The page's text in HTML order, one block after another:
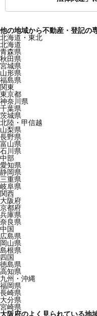
他の地域から不動産・登記の
北海道・東北
北海道
青森県
秋田県
宮城県
山形県
福島県
関東
東京都
神奈川県
千葉県
茨城県
北陸・甲信越
山梨県
長野県
富山県
石川県
中部
愛知県
静岡県
三重県
岐阜県
関西
大阪府
京都府
兵庫県
奈良県
中国
広島県
岡山県
島根県
四国
徳島県
高知県
九州・沖縄
福岡県
長崎県
大分県
宮崎県
大阪府のよく見られている地